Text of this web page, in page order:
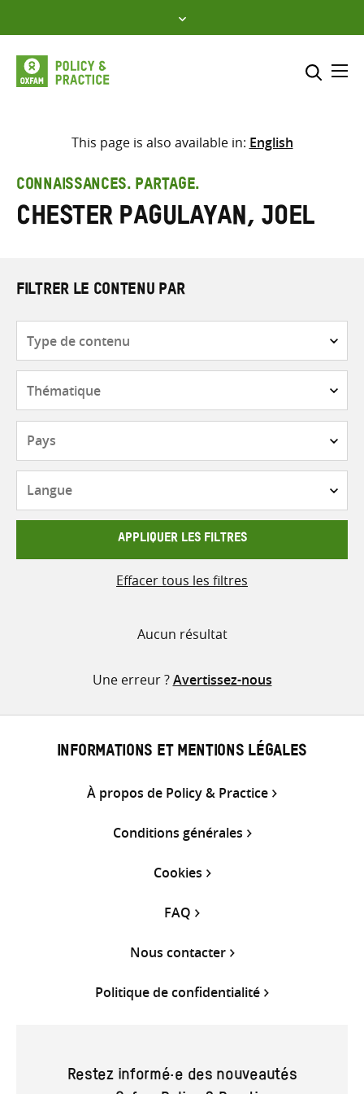
to
content
Sélectionner l’emplacement
Saisir
les
termes
This page is also available in: English
CONNAISSANCES. PARTAGE.
Chester Pagulayan, Joel
FILTRER LE CONTENU PAR
contenu
APPLIQUER LES FILTRES
Effacer tous les filtres
Aucun résultat
Une erreur ?Avertissez-nous
INFORMATIONS ET MENTIONS LÉGALES
À propos de Policy & Practice
Conditions générales
Cookies
FAQ
Nous contacter
Politique de confidentialité
Restez informé·e des nouveautés